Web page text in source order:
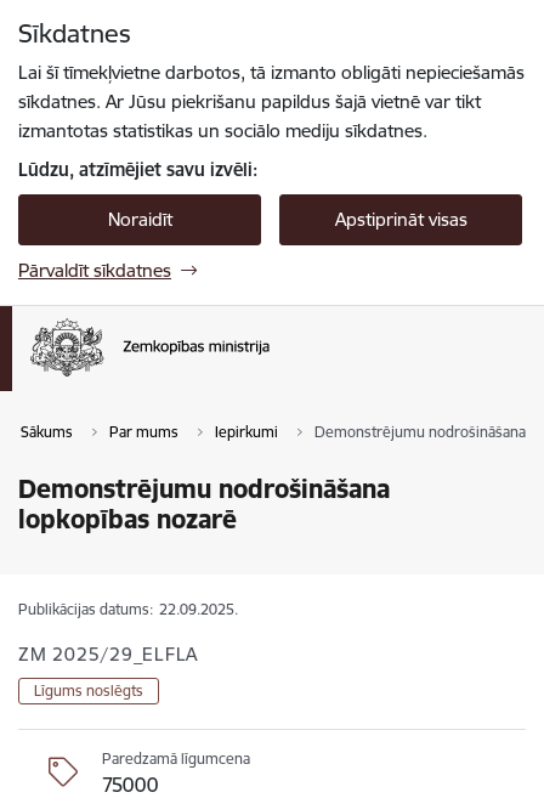
Sīkdatnes
Lai šī tīmekļvietne darbotos, tā izmanto obligāti nepieciešamās
sīkdatnes. Ar Jūsu piekrišanu papildus šajā vietnē var tikt
izmantotas statistikas un sociālo mediju sīkdatnes.
Lūdzu, atzīmējiet savu izvēli:
Noraidīt Apstiprināt visas
Pārvaldīt sīkdatnes
Sākums Par mums Iepirkumi Demonstrējumu nodrošināšana
Demonstrējumu nodrošināšana
lopkopības nozarē
Publikācijas datums: 22.09.2025.
ZM 2025/29_ELFLA
Līgums noslēgts
Paredzamā līgumcena
75000